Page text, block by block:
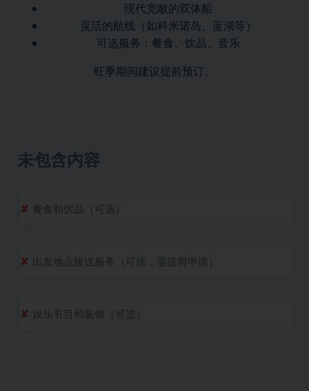
现代宽敞的双体船
灵活的航线（如科米诺岛、蓝湖等）
可选服务：餐食、饮品、音乐
旺季期间建议提前预订。
未包含内容
餐食和饮品（可选）
出发地点接送服务（可选，需提前申请）
娱乐节目和装饰（可选）